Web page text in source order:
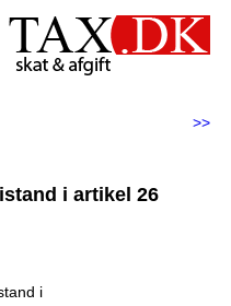
>>
i artikel 26
i